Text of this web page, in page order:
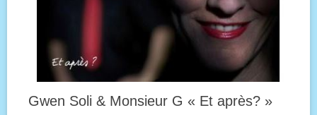
Gwen Soli & Monsieur G « Et après? »